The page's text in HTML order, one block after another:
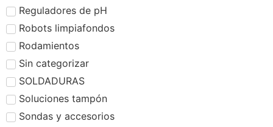
Reguladores de pH
Robots limpiafondos
Rodamientos
Sin categorizar
SOLDADURAS
Soluciones tampón
Sondas y accesorios